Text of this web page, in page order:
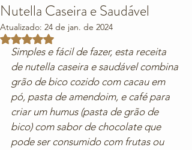
Nutella Caseira e Saudável
Atualizado: 24 de jan. de 2024
Avaliado com NaN de 5 estrelas.
Simples e fácil de fazer, esta receita
de nutella caseira e saudável combina
grão de bico cozido com cacau em
pó, pasta de amendoim, e café para
criar um humus (pasta de grão de
bico) com sabor de chocolate que
pode ser consumido com frutas ou